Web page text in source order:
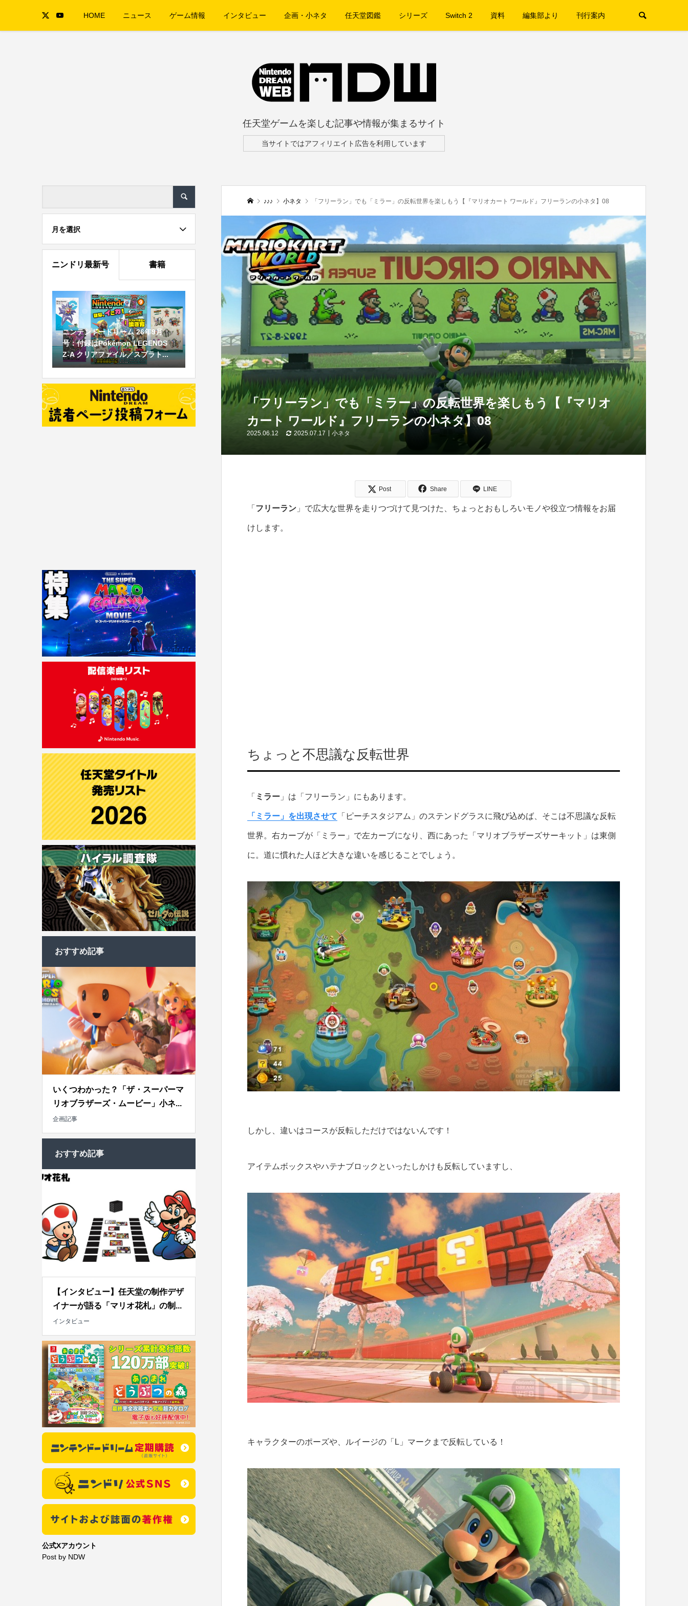
HOME ニュース ゲーム情報 インタビュー 企画・小ネタ 任天堂図鑑 シリーズ Switch 2 資料 編集部より 刊行案内
任天堂ゲームを楽しむ記事や情報が集まるサイト
当サイトではアフィリエイト広告を利用しています
♪♪♪ 小ネタ 「フリーラン」でも「ミラー」の反転世界を楽しもう【『マリオカート ワールド』フリーランの小ネタ】08
「フリーラン」でも「ミラー」の反転世界を楽しもう【『マリオ
カート ワールド』フリーランの小ネタ】08
2025.06.12 2025.07.17 小ネタ
Post Share LINE
「 フリーラン」で広大な世界を走りつづけて見つけた、ちょっとおもしろいモノや役立つ情報をお届
けします。
ちょっと不思議な反転世界
「 ミラー」は「フリーラン」にもあります。
「ミラー」を出現させて 「ピーチスタジアム」のステンドグラスに飛び込めば、そこは不思議な反転
世界。右カーブが「ミラー」で左カーブになり、西にあった「マリオブラザーズサーキット」は東側
に。道に慣れた人ほど大きな違いを感じることでしょう。
しかし、違いはコースが反転しただけではないんです！
アイテムボックスやハテナブロックといったしかけも反転していますし、
キャラクターのポーズや、ルイージの「L」マークまで反転している！
月を選択
ニンドリ最新号 書籍
ニンテンドードリーム 26年9月
号：付録はPokémon LEGENDS
Z-A クリアファイル／スプラト...
おすすめ記事
いくつわかった？「ザ・スーパーマ
リオブラザーズ・ムービー」小ネ...
企画記事
おすすめ記事
【インタビュー】任天堂の制作デザ
イナーが語る「マリオ花札」の制...
インタビュー
公式Xアカウント
Post by NDW